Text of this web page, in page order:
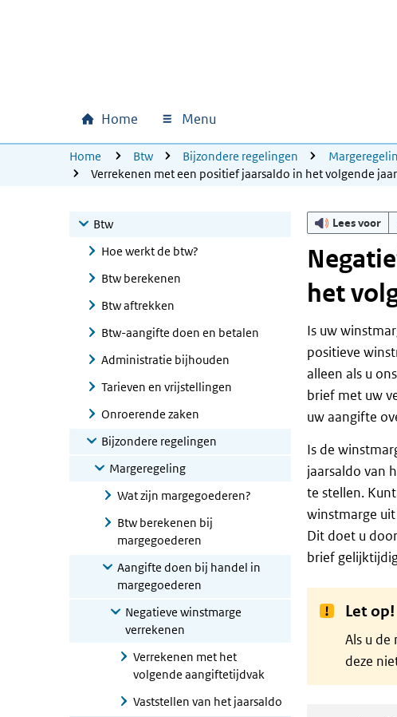
Hoofdnavigatie
Home Menu
U bevindt zich hier:
Home Btw Bijzondere regelingen
Verrekenen met een positief jaarsaldo in het volgende jaar
Btw
Hoe werkt de btw?
Btw berekenen
Btw aftrekken
Btw-aangifte doen en betalen
Administratie bijhouden
Tarieven en vrijstellingen
Onroerende zaken
Bijzondere regelingen
Margeregeling
Wat zijn margegoederen?
Btw berekenen bij
margegoederen
Aangifte doen bij handel in
margegoederen
Negatieve winstmarge
verrekenen
Verrekenen met het
volgende aangiftetijdvak
Vaststellen van het jaarsaldo
Lees voor
het
Is uw
positieve
alleen als u
brief met uw
uw aangifte
Is de
jaarsaldo van
te stellen.
winstmarge
Dit doet u
brief
Let op!
Als u
deze